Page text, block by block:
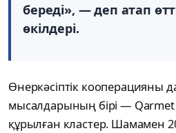
береді», — деп атап
өкілдері.
Өнеркәсіптік кооперацияны
мысалдарының бірі — Qarmet
құрылған кластер. Шамамен